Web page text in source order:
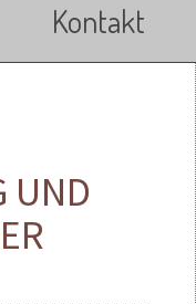
Kontakt
UND